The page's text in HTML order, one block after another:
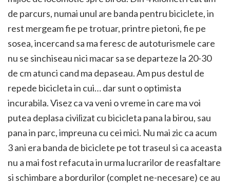
de parcurs, numai unul are banda pentru biciclete, in
rest mergeam fie pe trotuar, printre pietoni, fie pe
sosea, incercand sa ma feresc de autoturismele care
nu se sinchiseau nici macar sa se departeze la 20-30
de cm atunci cand ma depaseau. Am pus destul de
repede bicicleta in cui… dar sunt o optimista
incurabila. Visez ca va veni o vreme in care ma voi
putea deplasa civilizat cu bicicleta pana la birou, sau
pana in parc, impreuna cu cei mici. Nu mai zic ca acum
3 ani era banda de biciclete pe tot traseul si ca aceasta
nu a mai fost refacuta in urma lucrarilor de reasfaltare
si schimbare a bordurilor (complet ne-necesare) ce au